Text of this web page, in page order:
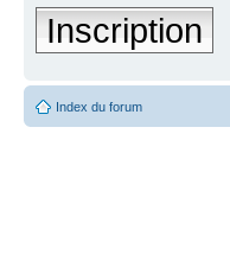
Inscription
Index du forum